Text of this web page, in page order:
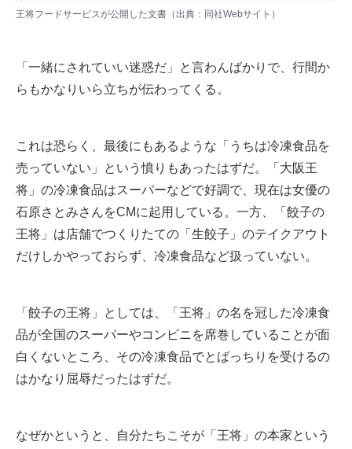
王将フードサービスが公開した文書（出典：同社Webサイト ）
「一緒にされていい迷惑だ」と言わんばかりで、行間か
らもかなりいら立ちが伝わってくる。
これは恐らく、最後にもあるような「うちは冷凍食品を
売っていない」という憤りもあったはずだ。「大阪王
将」の冷凍食品はスーパーなどで好調で、現在は女優の
石原さとみさんをCMに起用している。一方、「餃子の
王将」は店舗でつくりたての「生餃子」のテイクアウト
だけしかやっておらず、冷凍食品など扱っていない。
「餃子の王将」としては、「王将」の名を冠した冷凍食
品が全国のスーパーやコンビニを席巻していることが面
白くないところ、その冷凍食品でとばっちりを受けるの
はかなり屈辱だったはずだ。
なぜかというと、自分たちこそが「王将」の本家という